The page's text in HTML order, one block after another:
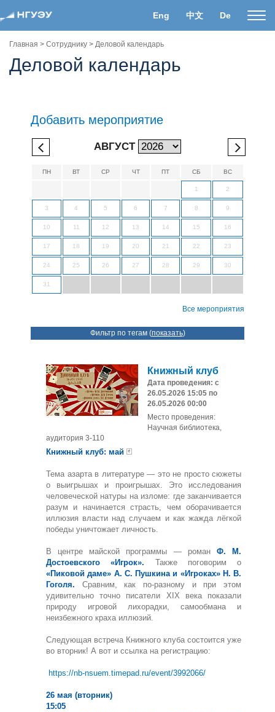
Eng 中文 De
Главная > Сотруднику > Деловой календарь
Деловой календарь
Добавить мероприятие
АВГУСТ
ПН ВТ СР ЧТ ПТ СБ ВС
1 2
3 4 5 6 7 8 9
10 11 12 13 14 15 16
17 18 19 20 21 22 23
24 25 26 27 28 29 30
31
Все мероприятия
Фильтр по тегам (показать)
Книжный клуб
Дата проведения: с
26.05.2026 15:05 по
26.05.2026 00:00
Место проведения:
Научная библиотека,
аудитория 3-110
Книжный клуб: май 🃏
Тема азарта в литературе — это не просто сюжеты
о выигрышах и проигрышах. Это исследования
человеческой натуры на изломе: где заканчивается
разум и начинается страсть, чем оборачивается
иллюзия власти над случаем и как жажда лёгкой
победы уничтожает личность.
В центре майской программы — роман Ф. М.
Достоевского «Игрок». Также поговорим о
«Пиковой даме» А. С. Пушкина и «Игроках» Н. В.
Гоголя. Сравним, как по-разному и при этом
удивительно точно писатели XIX века показали
природу игровой лихорадки, самообмана и
неизбежного краха иллюзий.
Следующая встреча Книжного клуба состоится уже
во вторник! А вот и ссылка на регистрацию:
https://nb-nsuem.timepad.ru/event/3992066/
26 мая (вторник)
15:05